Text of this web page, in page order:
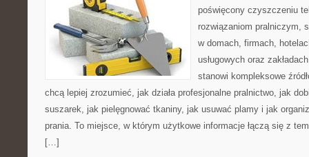
poświęcony czyszczeniu
rozwiązaniom pralniczym,
w domach, firmach,
usługowych oraz
stanowi kompleksowe
chcą lepiej zrozumieć, jak działa profesjonalne pralnictwo, jak
suszarek, jak pielęgnować tkaniny, jak usuwać plamy i jak
prania. To miejsce, w którym użytkowe informacje łączą się z
[…]